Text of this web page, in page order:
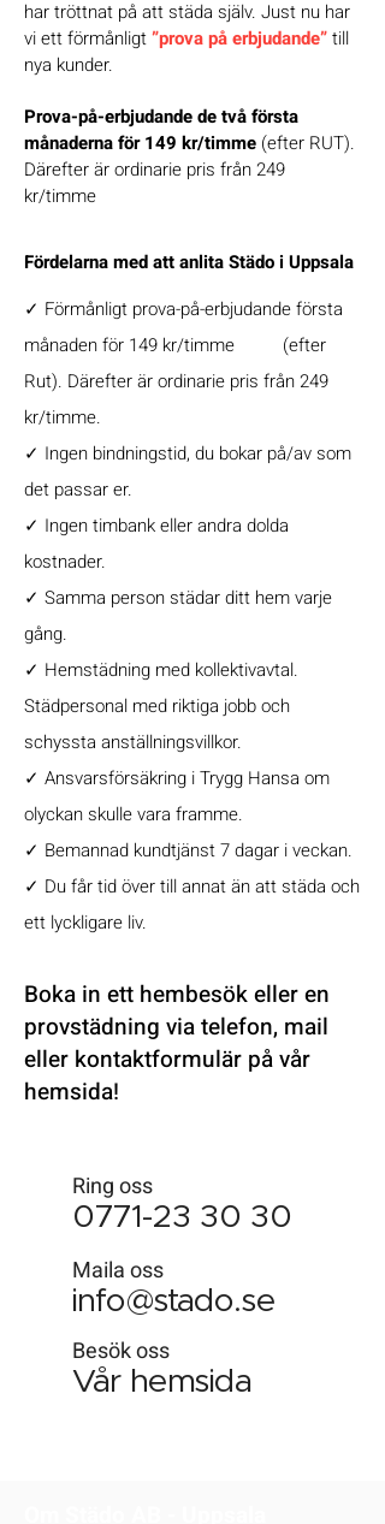
har tröttnat på att städa själv. Just nu har
vi ett förmånligt”prova på erbjudande”till
nya kunder.
Prova-på-erbjudande de två första
månaderna för 149 kr/timme (efter RUT).
Därefter är ordinarie pris från 249
kr/timme
Fördelarna med att anlita Städo i Uppsala
✓ Förmånligt prova-på-erbjudande första
månaden för 149 kr/timme (efter
Rut). Därefter är ordinarie pris från 249
kr/timme.
✓ Ingen bindningstid, du bokar på/av som
det passar er.
✓ Ingen timbank eller andra dolda
kostnader.
✓ Samma person städar ditt hem varje
gång.
✓ Hemstädning med kollektivavtal.
Städpersonal med riktiga jobb och
schyssta anställningsvillkor.
✓ Ansvarsförsäkring i Trygg Hansa om
olyckan skulle vara framme.
✓ Bemannad kundtjänst 7 dagar i veckan.
✓ Du får tid över till annat än att städa och
ett lyckligare liv.
Boka in ett hembesök eller en
provstädning via telefon, mail
eller kontaktformulär på vår
hemsida!
Ring oss
0771-23 30 30
Maila oss
info@stado.se
Besök oss
Vår hemsida